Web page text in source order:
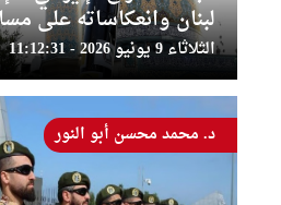
لبنان وانعكاساته على
الثلاثاء 9 يونيو 2026 - 11:12:31
د. محمد محسن أبو النور